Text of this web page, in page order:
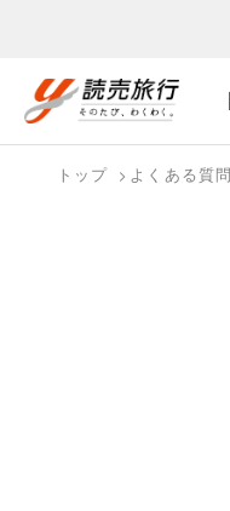
トップ よくある質問